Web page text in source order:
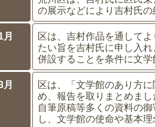
の展示などにより吉村氏の
区は、吉村作品を通して
たい旨を吉村氏に申し入
併設することを条件に文
区は、「文学館のあり方
め、報告を取りまとめま
自筆原稿等多くの資料の
し、文学館の使命や基本